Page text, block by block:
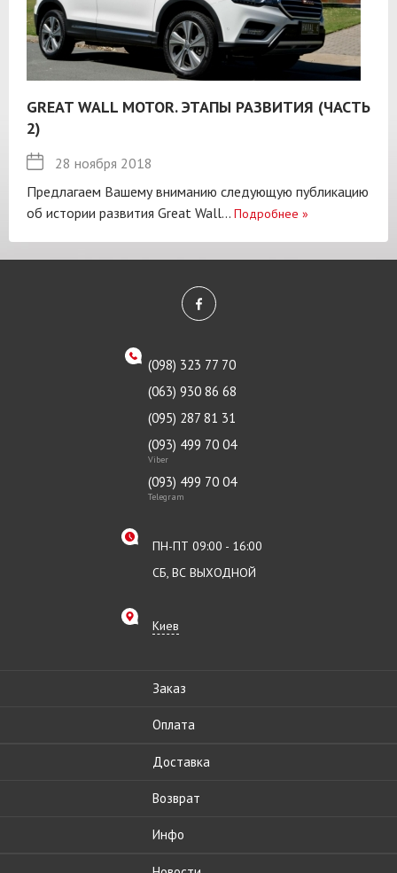
GREAT WALL MOTOR. ЭТАПЫ РАЗВИТИЯ (ЧАСТЬ
2)
28 ноября 2018
Предлагаем Вашему вниманию следующую публикацию
об истории развития Great Wall... Подробнее »
(098) 323 77 70
(063) 930 86 68
(095) 287 81 31
(093) 499 70 04
Viber
(093) 499 70 04
Telegram
ПН-ПТ 09:00 - 16:00
СБ, ВС ВЫХОДНОЙ
Киев
Заказ
Оплата
Доставка
Возврат
Инфо